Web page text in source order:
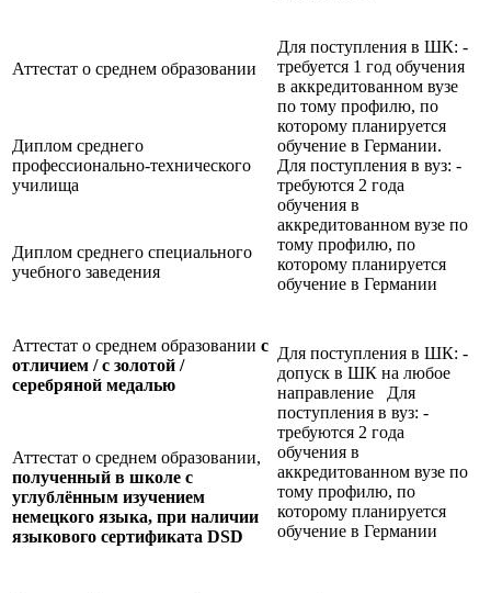
Аттестат о среднем образовании
Для поступления в ШК: -
требуется 1 год обучения
в аккредитованном вузе
по тому профилю, по
которому планируется
обучение в Германии.
Для поступления в вуз: -
требуются 2 года
обучения в
аккредитованном вузе по
тому профилю, по
которому планируется
обучение в Германии
Диплом среднего
профессионально-технического
училища
Диплом среднего специального
учебного заведения
Аттестат о среднем образовании с
отличием / с золотой /
серебряной медалью
Для поступления в ШК: -
допуск в ШК на любое
направление Для
поступления в вуз: -
требуются 2 года
обучения в
аккредитованном вузе по
тому профилю, по
которому планируется
обучение в Германии
Аттестат о среднем образовании,
полученный в школе с
углублённым изучением
немецкого языка, при наличии
языкового сертификата DSD